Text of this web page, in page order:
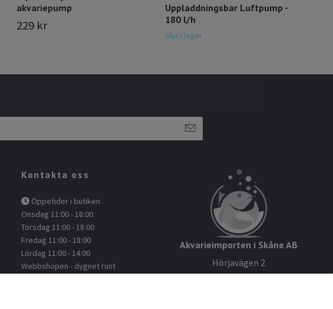
akvariepump
229 kr
Uppladdningsbar Luftpump -
180 l/h
Slut i lager
Kontakta oss
Öppetider i butiken
Onsdag 11:00 - 18:00
Torsdag 11:00 - 18:00
Fredag 11:00 - 18:00
Lördag 11:00 - 14:00
Webbshopen - dygnet runt
Akvarieimporten i Skåne AB
Hörjavägen 2
28234 Tyringe